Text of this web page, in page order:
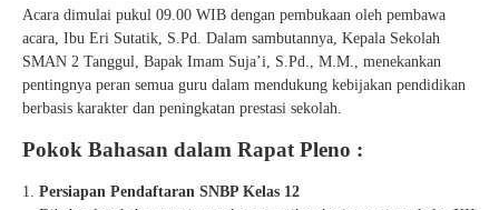
Acara dimulai pukul 09.00 WIB dengan pembukaan oleh pembawa
acara, Ibu Eri Sutatik, S.Pd. Dalam sambutannya, Kepala Sekolah
SMAN 2 Tanggul, Bapak Imam Suja’i, S.Pd., M.M., menekankan
pentingnya peran semua guru dalam mendukung kebijakan pendidikan
berbasis karakter dan peningkatan prestasi sekolah.
Pokok Bahasan dalam Rapat Pleno :
Persiapan Pendaftaran SNBP Kelas 12